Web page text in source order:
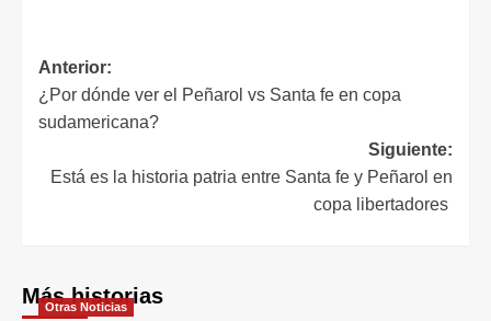
Anterior:
¿Por dónde ver el Peñarol vs Santa fe en copa
sudamericana?
Siguiente:
Está es la historia patria entre Santa fe y Peñarol en
copa libertadores
Más historias
Otras Noticias